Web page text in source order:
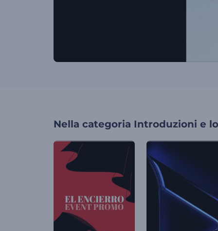
Nella categoria Introduzioni e